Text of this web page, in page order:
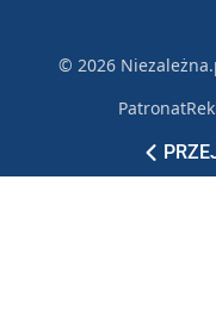
© 2026
Patronat